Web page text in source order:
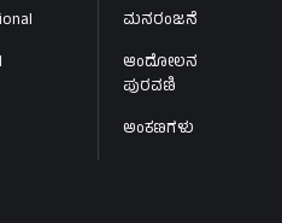
ಮನರಂಜನೆ
ಆಂದೋಲನ
ಪುರವಣಿ
ಅಂಕಣಗಳು